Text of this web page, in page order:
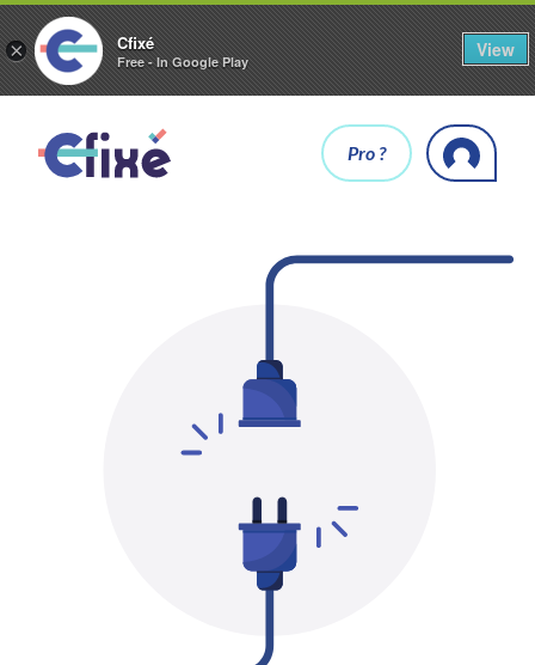
× Cfixé
Free - In Google Play
View
Pro ?